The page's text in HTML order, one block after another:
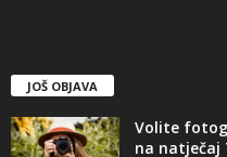
JOŠ OBJAVA
Volite
na natječaj